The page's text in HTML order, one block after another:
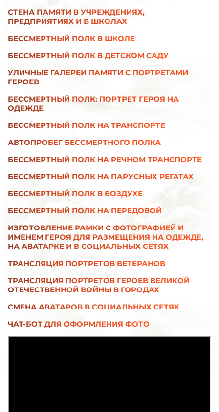
СТЕНА ПАМЯТИ В УЧРЕЖДЕНИЯХ,
ПРЕДПРИЯТИЯХ И В ШКОЛАХ
БЕССМЕРТНЫЙ ПОЛК В ШКОЛЕ
БЕССМЕРТНЫЙ ПОЛК В ДЕТСКОМ САДУ
УЛИЧНЫЕ ГАЛЕРЕИ ПАМЯТИ С ПОРТРЕТАМИ
ГЕРОЕВ
БЕССМЕРТНЫЙ ПОЛК: ПОРТРЕТ ГЕРОЯ НА
ОДЕЖДЕ
БЕССМЕРТНЫЙ ПОЛК НА ТРАНСПОРТЕ
АВТОПРОБЕГ БЕССМЕРТНОГО ПОЛКА
БЕССМЕРТНЫЙ ПОЛК НА РЕЧНОМ ТРАНСПОРТЕ
БЕССМЕРТНЫЙ ПОЛК НА ПАРУСНЫХ РЕГАТАХ
БЕССМЕРТНЫЙ ПОЛК В ВОЗДУХЕ
БЕССМЕРТНЫЙ ПОЛК НА ПЕРЕДОВОЙ
ИЗГОТОВЛЕНИЕ РАМКИ С ФОТОГРАФИЕЙ И
ИМЕНЕМ ГЕРОЯ ДЛЯ РАЗМЕЩЕНИЯ НА ОДЕЖДЕ,
НА АВАТАРКЕ И В СОЦИАЛЬНЫХ СЕТЯХ
ТРАНСЛЯЦИЯ ПОРТРЕТОВ ВЕТЕРАНОВ
ТРАНСЛЯЦИЯ ПОРТРЕТОВ ГЕРОЕВ ВЕЛИКОЙ
ОТЕЧЕСТВЕННОЙ ВОЙНЫ В ГОРОДАХ
СМЕНА АВАТАРОВ В СОЦИАЛЬНЫХ СЕТЯХ
ЧАТ-БОТ ДЛЯ ОФОРМЛЕНИЯ ФОТО